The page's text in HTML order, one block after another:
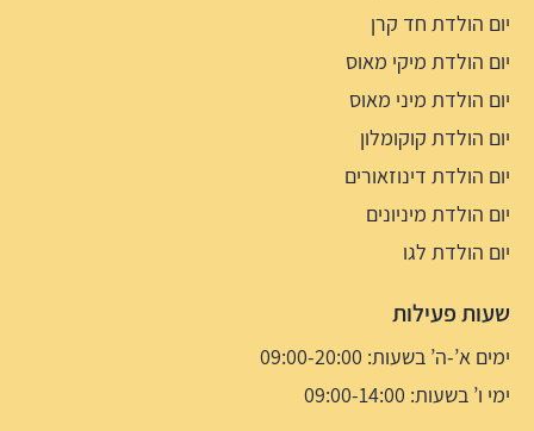
יום הולדת חד קרן
יום הולדת מיקי מאוס
יום הולדת מיני מאוס
יום הולדת קוקומלון
יום הולדת דינוזאורים
יום הולדת מיניונים
יום הולדת לגו
שעות פעילות
ימים א’-ה’ בשעות: 09:00-20:00
ימי ו’ בשעות: 09:00-14:00